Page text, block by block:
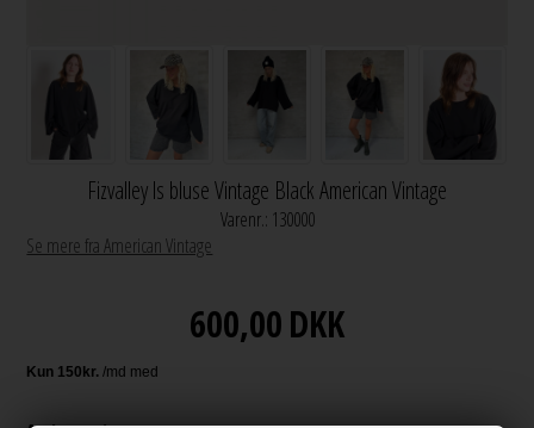
Fizvalley ls bluse Vintage Black American Vintage
Varenr.: 130000
Se mere fra American Vintage
600,00DKK